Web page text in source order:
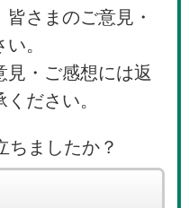
さまのご意見・
。
見・ご感想には返
ださい。
ちましたか？